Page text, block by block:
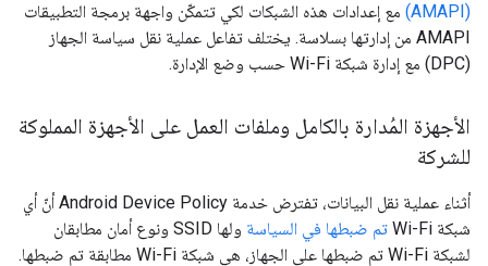
(AMAPI)
مع إعدادات هذه الشبكات لكي تتمكّن واجهة برمجة التطبيقات
AMAPI من إدارتها بسلاسة. يختلف تفاعل عملية نقل سياسة الجهاز
(DPC) مع إدارة شبكة Wi-Fi حسب وضع الإدارة.
الأجهزة المُدارة بالكامل وملفات العمل على الأجهزة المملوكة
للشركة
أثناء عملية نقل البيانات، تفترض خدمة Android Device Policy أنّ أي
شبكة Wi-Fi
تم ضبطها في السياسة
ولها SSID ونوع أمان مطابقان
لشبكة Wi-Fi تم ضبطها على الجهاز، هي شبكة Wi-Fi مطابقة تم ضبطها.